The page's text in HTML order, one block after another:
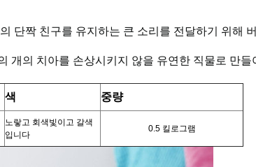
단짝 친구를 유지하는 큰 소리를 전달하기 위해
개의 치아를 손상시키지 않을 유연한 직물로 만
색 중량
노랗고 회색빛이 고 갈색
입니다
0.5 킬로그램